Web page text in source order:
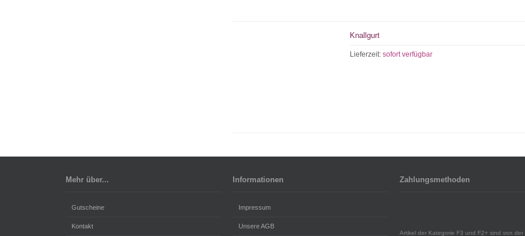
Knallgurt
Lieferzeit:sofort verfügbar
Mehr über...
Gutscheine
Kontakt
Informationen
Impressum
Unsere AGB
Zahlungsmethoden
Artikel der Kategorie F3 und F2+ sind von der